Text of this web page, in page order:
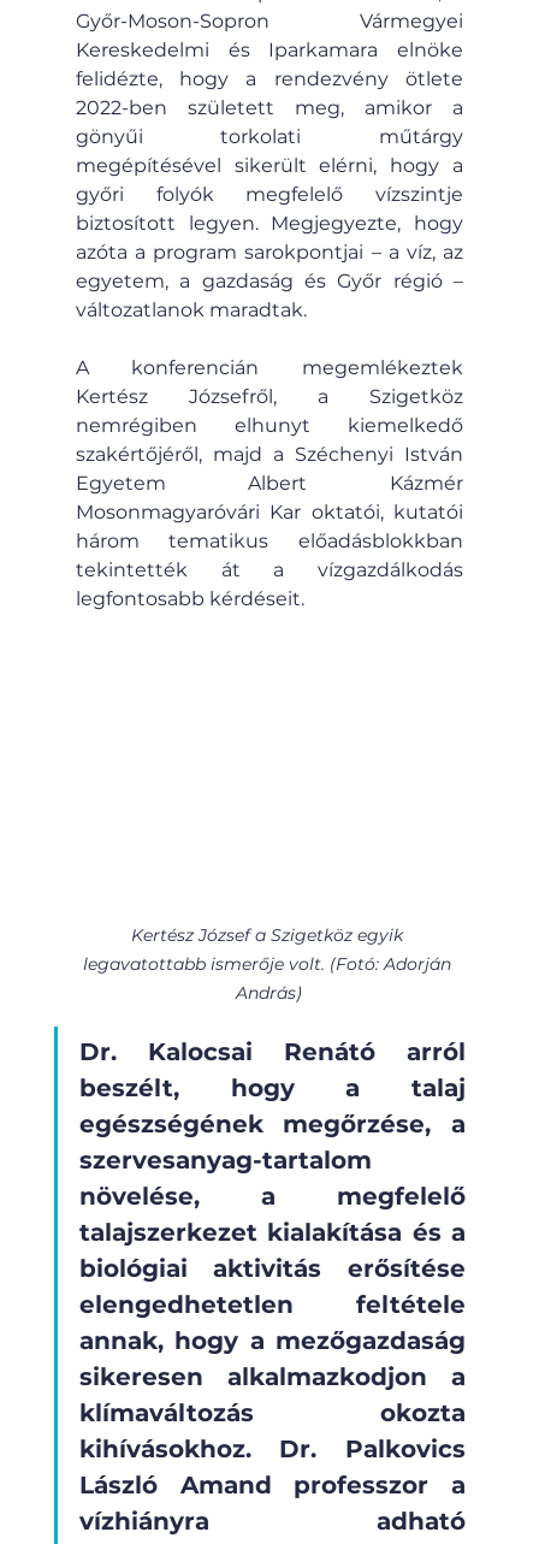
Győr-Moson-Sopron Vármegyei
Kereskedelmi és Iparkamara elnöke
felidézte, hogy a rendezvény ötlete
2022-ben született meg, amikor a
gönyűi torkolati műtárgy
megépítésével sikerült elérni, hogy a
győri folyók megfelelő vízszintje
biztosított legyen. Megjegyezte, hogy
azóta a program sarokpontjai – a víz, az
egyetem, a gazdaság és Győr régió –
változatlanok maradtak.
A konferencián megemlékeztek
Kertész Józsefről, a Szigetköz
nemrégiben elhunyt kiemelkedő
szakértőjéről, majd a Széchenyi István
Egyetem Albert Kázmér
Mosonmagyaróvári Kar oktatói, kutatói
három tematikus előadásblokkban
tekintették át a vízgazdálkodás
legfontosabb kérdéseit.
Kertész József a Szigetköz egyik
legavatottabb ismerője volt. (Fotó: Adorján
András)
Dr. Kalocsai Renátó arról
beszélt, hogy a talaj
egészségének megőrzése, a
szervesanyag-tartalom
növelése, a megfelelő
talajszerkezet kialakítása és a
biológiai aktivitás erősítése
elengedhetetlen feltétele
annak, hogy a mezőgazdaság
sikeresen alkalmazkodjon a
klímaváltozás okozta
kihívásokhoz. Dr. Palkovics
László Amand professzor a
vízhiányra adható